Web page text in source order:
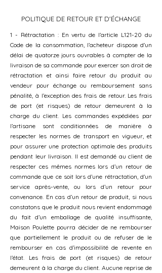
POLITIQUE DE RETOUR ET D'ÉCHANGE
1 - Rétractation : En vertu de l’article L121-20 du
Code de la consommation, l’acheteur dispose d'un
délai de quatorze jours ouvrables à compter de la
livraison de sa commande pour exercer son droit de
rétractation et ainsi faire retour du produit au
vendeur pour échange ou remboursement sans
pénalité, à l’exception des frais de retour. Les frais
de port (et risques) de retour demeurent à la
charge du client. Les commandes expédiées par
l’artisane sont conditionnées de manière à
respecter les normes de transport en vigueur, et
pour assurer une protection optimale des produits
pendant leur livraison. Il est demandé au client de
respecter ces mêmes normes lors d’un retour de
commande que ce soit lors d’une rétractation, d'un
service après-vente, ou lors d’un retour pour
convenance. En cas d’un retour de produit, si nous
constatons que le produit nous revient endommagé
du fait d’un emballage de qualité insuffisante,
Maison Poulette pourra décider de ne rembourser
que partiellement le produit ou de refuser de le
rembourser en cas d’impossibilité de revente en
l’état. Les frais de port (et risques) de retour
demeurent à la charge du client. Aucune reprise de